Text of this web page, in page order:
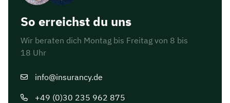
So erreichst du uns
Wir beraten dich Montag bis Freitag von 8 bis
18 Uhr
info@insurancy.de
+49 (0)30 235 962 875